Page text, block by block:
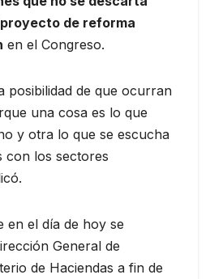
de reforma
en el Congreso.
posibilidad de que ocurran
una cosa es lo que
y otra lo que se escucha
con los sectores
en el día de hoy se
General de
de Haciendas a fin de